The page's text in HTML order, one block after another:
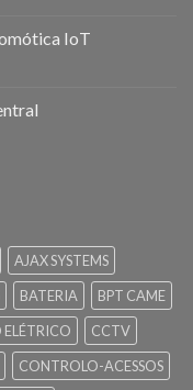
IoT
AJAX SYSTEMS
BATERIA
BPT CAME
ELÉTRICO
CCTV
CONTROLO-ACESSOS